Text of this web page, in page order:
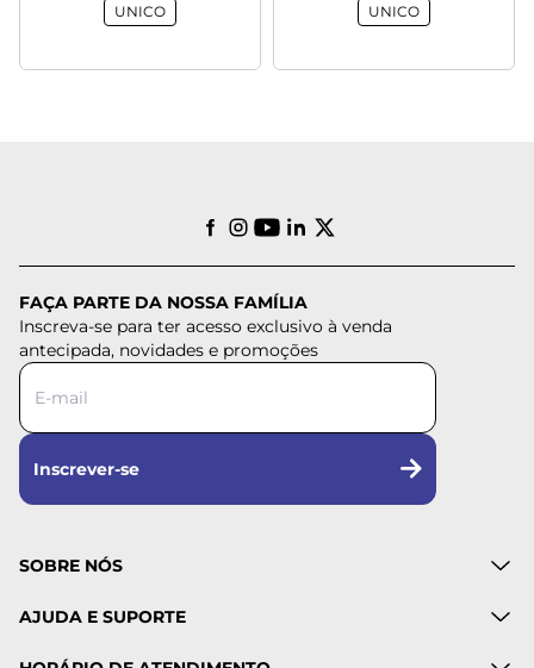
UNICO
UNICO
FAÇA PARTE DA NOSSA FAMÍLIA
Inscreva-se para ter acesso exclusivo à venda
antecipada, novidades e promoções
Inscrever-se
SOBRE NÓS
AJUDA E SUPORTE